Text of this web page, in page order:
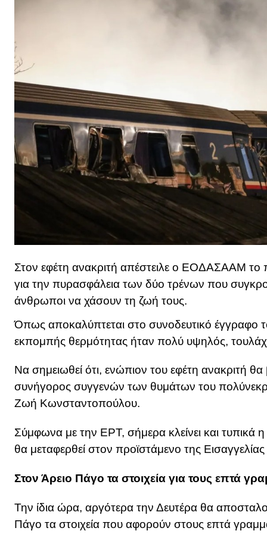
Στον εφέτη ανακριτή απέστειλε ο ΕΟΔΑΣΑΑΜ το
για την πυρασφάλεια των δύο τρένων που
άνθρωποι να χάσουν τη ζωή τους.
Όπως αποκαλύπτεται στο συνοδευτικό έγγραφο
εκπομπής θερμότητας ήταν πολύ υψηλός,
Να σημειωθεί ότι, ενώπιον του εφέτη ανακριτή
συνήγορος συγγενών των θυμάτων του
Ζωή Κωνσταντοπούλου.
Σύμφωνα με την ΕΡΤ, σήμερα κλείνει και τυπικά η
θα μεταφερθεί στον προϊστάμενο της
Στον Άρειο Πάγο τα στοιχεία για τους επτά
Την ίδια ώρα, αργότερα την Δευτέρα θα
Πάγο τα στοιχεία που αφορούν στους επτά